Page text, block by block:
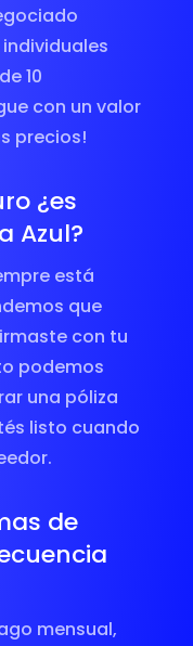
10
con un valor
precios!
¿es
Azul?
está
que
con tu
podemos
una póliza
listo cuando
de
mensual,